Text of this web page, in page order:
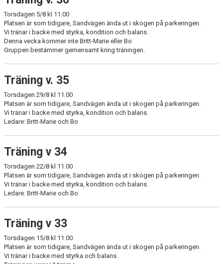
Torsdagen 5/8 kl 11.00
Platsen är som tidigare, Sandvägen ända ut i skogen på parkeringen.
Vi tränar i backe med styrka, kondition och balans.
Denna vecka kommer inte Britt-Marie eller Bo
Gruppen bestämmer gemensamt kring träningen.
Träning v. 35
Torsdagen 29/8 kl 11.00
Platsen är som tidigare, Sandvägen ända ut i skogen på parkeringen.
Vi tränar i backe med styrka, kondition och balans.
Ledare: Britt-Marie och Bo
Träning v 34
Torsdagen 22/8 kl 11.00
Platsen är som tidigare, Sandvägen ända ut i skogen på parkeringen.
Vi tränar i backe med styrka, kondition och balans.
Ledare: Britt-Marie och Bo
Träning v 33
Torsdagen 15/8 kl 11.00
Platsen är som tidigare, Sandvägen ända ut i skogen på parkeringen.
Vi tränar i backe med styrka och balans.